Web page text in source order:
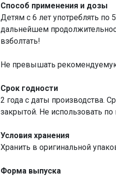
Способ применения и дозы
Детям с 6 лет употреблять по
дальнейшем
взболтать!
Не превышать
Срок годности
2 года с даты производства.
закрытой. Не использовать по
Условия хранения
Хранить в оригинальной
Форма выпуска